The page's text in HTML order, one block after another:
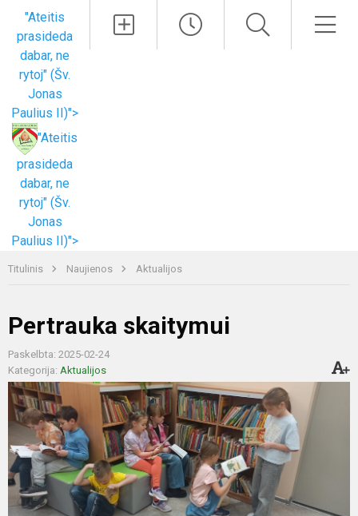
"Ateitis
prasideda
dabar, ne
rytoj" (Šv.
Jonas
Paulius II)">
"Ateitis
prasideda
dabar, ne
rytoj" (Šv.
Jonas
Paulius II)">
Titulinis Naujienos Aktualijos
Pertrauka skaitymui
Paskelbta: 2025-02-24
Kategorija: Aktualijos